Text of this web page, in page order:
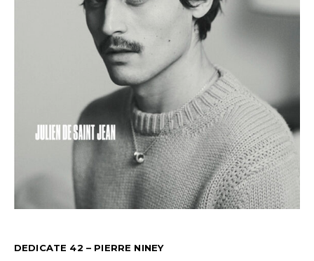
DEDICATE 42 – PIERRE NINEY